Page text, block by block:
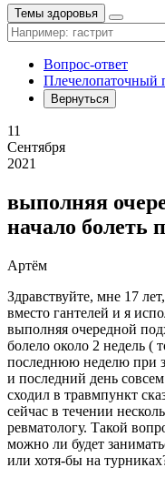
Темы здоровья
Вопрос-ответ
Плечелопаточный
Вернуться
11
Сентября
2021
выполняя
начало болеть
Артём
Здравствуйте, мне 17
вместо гантелей и я
выполняя очередной
болело около 2 недель (
последнюю неделю при
и последний день
сходил в травмпункт
сейчас в течении
ревматологу. Такой
можно ли будет
или хотя-бы на